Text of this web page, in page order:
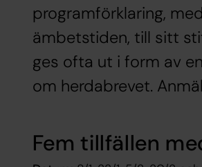
programförklaring,
ämbetstiden, till sitt
ges ofta ut i form av
om herdabrevet.
Fem tillfällen